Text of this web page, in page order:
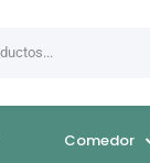
Comedor